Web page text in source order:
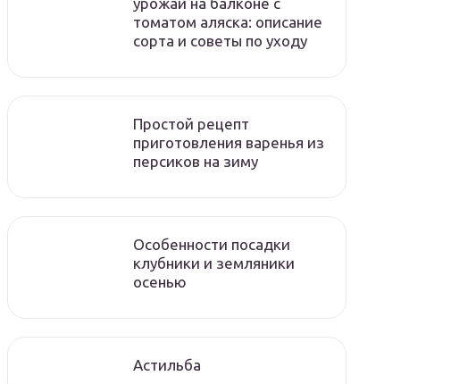
томатом аляска: описание
сорта и советы по уходу
Простой рецепт
приготовления варенья из
персиков на зиму
Особенности посадки
клубники и земляники
осенью
Астильба